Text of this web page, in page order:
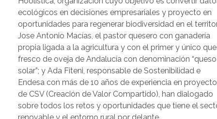
ecológicos en decisiones empresariales y proyecto en
oportunidades para regenerar biodiversidad en el
Jose Antonio Macías, el pastor quesero con ganadería
propia ligada a la agricultura y con el primer y único
fresco de oveja de Andalucía con denominación “queso
solar”; y Ada Fiteni, responsable de Sostenibilidad e
Endesa con más de 10 años de experiencia en
de CSV (Creación de Valor Compartido), han dialogado
sobre todos los retos y oportunidades que tiene el
renovable y el entorno rural por delante.